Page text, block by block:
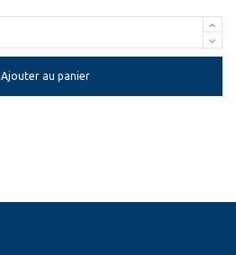
Ajouter au panier